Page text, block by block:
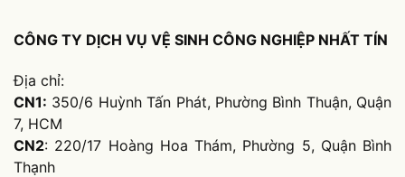
CÔNG TY DỊCH VỤ VỆ SINH CÔNG NGHIỆP NHẤT TÍN
Địa chỉ:
CN1: 350/6 Huỳnh Tấn Phát, Phường Bình Thuận, Quận
7, HCM
CN2: 220/17 Hoàng Hoa Thám, Phường 5, Quận Bình
Thạnh